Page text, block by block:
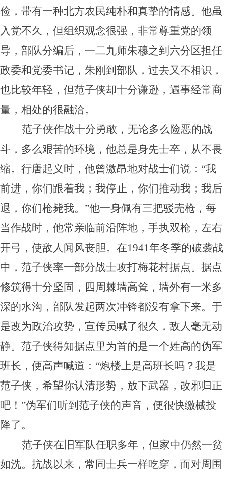
俭，带有一种北方农民纯朴和真挚的情感。他虽
入党不久，但组织观念很强，非常尊重党的领
导，部队分编后，一二九师朱穆之到六分区担任
政委和党委书记，朱刚到部队，过去又不相识，
也比较年轻，但范子侠却十分谦逊，遇事经常商
量，相处的很融洽。
范子侠作战十分勇敢，无论多么险恶的战
斗，多么艰苦的环境，他总是身先士卒，从不畏
缩。行唐起义时，他曾激昂地对战士们说：“我
前进，你们跟着我；我停止，你们推动我；我后
退，你们枪毙我。”他一身佩有三把驳壳枪，每
当作战时，他常亲临前沿阵地，手执双枪，左右
开弓，使敌人闻风丧胆。在1941年冬季的破袭战
中，范子侠率一部分战士攻打梅花村据点。据点
修筑得十分坚固，四周棘墙高耸，墙外有一米多
深的水沟，部队发起两次冲锋都没有拿下来。于
是改为政治攻势，宣传员喊了很久，敌人毫无动
静。范子侠得知据点里为首的是一个姓高的伪军
班长，便高声喊道：“炮楼上是高班长吗？我是
范子侠，希望你认清形势，放下武器，改邪归正
吧！”伪军们听到范子侠的声音，便很快缴械投
降了。
范子侠在旧军队任职多年，但家中仍然一贫
如洗。抗战以来，常同士兵一样吃穿，而对周围